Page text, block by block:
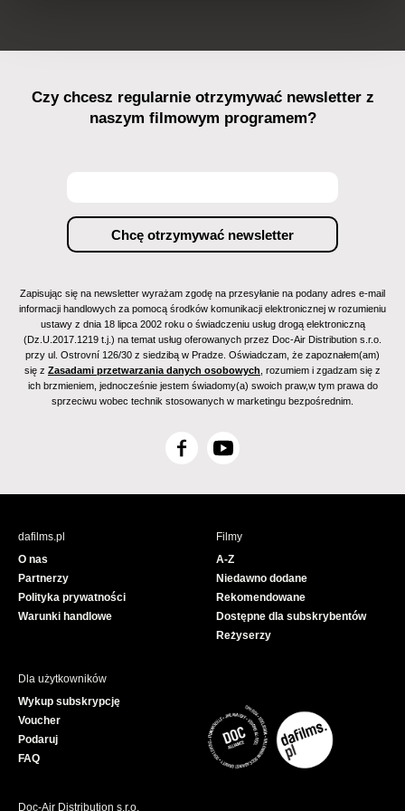
Czy chcesz regularnie otrzymywać newsletter z
naszym filmowym programem?
Zapisując się na newsletter wyrażam zgodę na przesyłanie na podany adres e-mail
informacji handlowych za pomocą środków komunikacji elektronicznej w rozumieniu
ustawy z dnia 18 lipca 2002 roku o świadczeniu usług drogą elektroniczną
(Dz.U.2017.1219 t.j.) na temat usług oferowanych przez Doc-Air Distribution s.r.o.
przy ul. Ostrovní 126/30 z siedzibą w Pradze. Oświadczam, że zapoznałem(am)
się z Zasadami przetwarzania danych osobowych , rozumiem i zgadzam się z
ich brzmieniem, jednocześnie jestem świadomy(a) swoich praw,w tym prawa do
sprzeciwu wobec technik stosowanych w marketingu bezpośrednim.
F
c
Y
u
e
dafilms.pl
O nas
Partnerzy
Polityka prywatności
Warunki handlowe
Filmy
A-Z
Niedawno dodane
Rekomendowane
Dostępne dla subskrybentów
Reżyserzy
Dla użytkowników
Wykup subskrypcję
Voucher
Podaruj
FAQ
Doc-Air Distribution s.r.o.